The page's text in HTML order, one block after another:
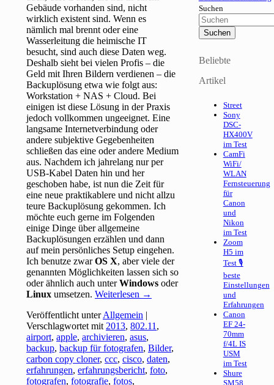
Gebäude vorhanden sind, nicht
wirklich existent sind. Wenn es
nämlich mal brennt oder eine
Wasserleitung die heimische IT
besucht, sind auch diese Daten weg.
Deshalb sieht bei vielen Profis – die
Geld mit Ihren Bildern verdienen – die
Backuplösung etwa wie folgt aus:
Workstation + NAS + Cloud. Bei
einigen ist diese Lösung in der Praxis
jedoch vollkommen ungeeignet. Eine
langsame Internetverbindung oder
andere subjektive Gegebenheiten
schließen das eine oder andere Medium
aus. Nachdem ich jahrelang nur per
USB-Kabel Daten hin und her
geschoben habe, ist nun die Zeit für
eine neue praktikablere und nicht allzu
teure Backuplösung gekommen. Ich
möchte euch gerne im Folgenden
einige Dinge über allgemeine
Backuplösungen erzählen und dann
auf mein persönliches Setup eingehen.
Ich benutze zwarOS X, aber viele der
genannten Möglichkeiten lassen sich so
oder ähnlich auch unterWindows oder
Linux umsetzen.Weiterlesen →
Veröffentlicht unter Allgemein |
Verschlagwortet mit 2013,802.11 ,
airport,apple,archivieren,asus,
backup,backup für fotografen,Bilder,
carbon copy cloner,ccc,cisco,daten,
erfahrungen,erfahrungsbericht,foto,
fotografen,fotografie,fotos,
Suchen
Beliebte
Artikel
Street
Sony
DSC-
HX400V
im Test
CamFi
WiFi/
WLAN
Fernsteuerung
für
Canon
und
Nikon
im Test
Zoom
H5 im
Test 🎙
beste
Einstellungen
und
Erfahrungen
Canon
EF 24-
70mm
f/4L IS
USM
im Test
Shure
SM58